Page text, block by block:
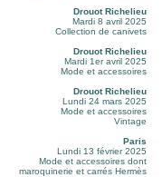
Drouot Richelieu
Mardi 8 avril 2025
Collection de canivets
Drouot Richelieu
Mardi 1er avril 2025
Mode et accessoires
Drouot Richelieu
Lundi 24 mars 2025
Mode et accessoires
Vintage
Paris
Lundi 13 février 2025
Mode et accessoires dont
maroquinerie et carrés Hermès